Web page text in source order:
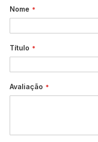
Nome
Título
Avaliação